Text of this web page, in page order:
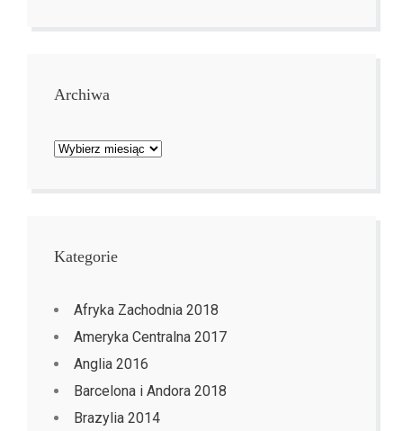
Archiwa
Archiwa
Kategorie
Afryka Zachodnia 2018
Ameryka Centralna 2017
Anglia 2016
Barcelona i Andora 2018
Brazylia 2014